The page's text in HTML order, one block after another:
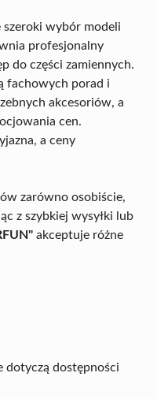
szeroki wybór modeli
profesjonalny
do części zamiennych.
fachowych porad i
akcesoriów, a
cen.
a ceny
zarówno osobiście,
z szybkiej wysyłki lub
akceptuje różne
dotyczą dostępności